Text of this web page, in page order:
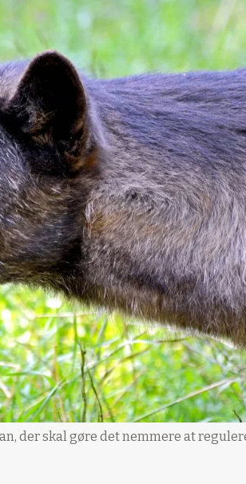
der skal gøre det nemmere at